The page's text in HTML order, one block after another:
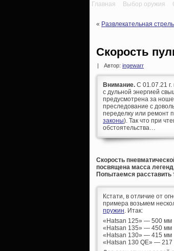
Главная Выбор оружия
« Развлекательная
Скорость
| Автор: ingewarr
Внимание. С 01.07.21
с дульной энергией
предусмотрена за
преследование с
переделку или ремонт
законы). Так что при
обстоятельства…
Скорость
посвящена масса
Попытаемся расставить
Кстати, в отличие от
примера возьмем
пружин . Итак:
«Hatsan 125» — 500 мм
«Hatsan 135» — 450 мм
«Hatsan 130» — 415 мм
«Hatsan 130 QE» —